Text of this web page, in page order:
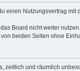
einen Nutzungsvertrag
Board nicht weiter
beiden Seiten ohne
und räumlich